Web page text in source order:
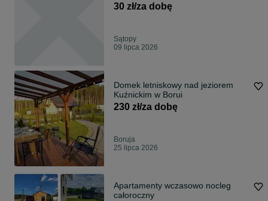
30 zł/za dobę
Sątopy
09 lipca 2026
Domek letniskowy nad jeziorem
Kuźnickim w Borui
230 zł/za dobę
Boruja
25 lipca 2026
Apartamenty wczasowo nocleg
całoroczny